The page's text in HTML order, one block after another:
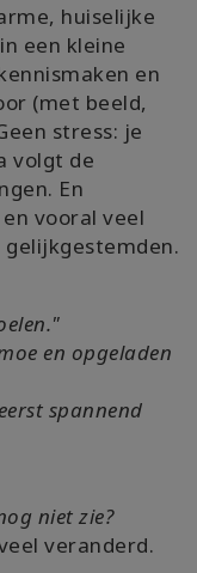
huiselijke
een kleine
en
(met beeld,
stress: je
volgt de
En
vooral veel
en opgeladen
spannend
niet zie?
veranderd.